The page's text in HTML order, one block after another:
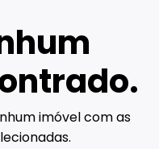
imóvel com as